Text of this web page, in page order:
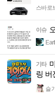
스바로
이슈
기타
링 버
슬